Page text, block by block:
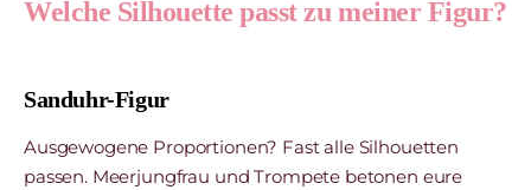
Welche Silhouette passt zu meiner Figur?
Sanduhr-Figur
Ausgewogene Proportionen? Fast alle Silhouetten
passen. Meerjungfrau und Trompete betonen eure